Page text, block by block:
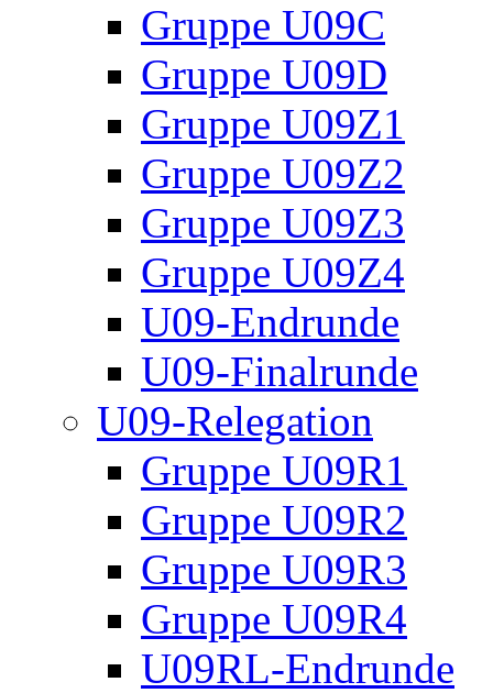
Gruppe U09C
Gruppe U09D
Gruppe U09Z1
Gruppe U09Z2
Gruppe U09Z3
Gruppe U09Z4
U09-Endrunde
U09-Finalrunde
U09-Relegation
Gruppe U09R1
Gruppe U09R2
Gruppe U09R3
Gruppe U09R4
U09RL-Endrunde